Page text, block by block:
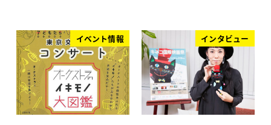
イベント情報 インタビュー